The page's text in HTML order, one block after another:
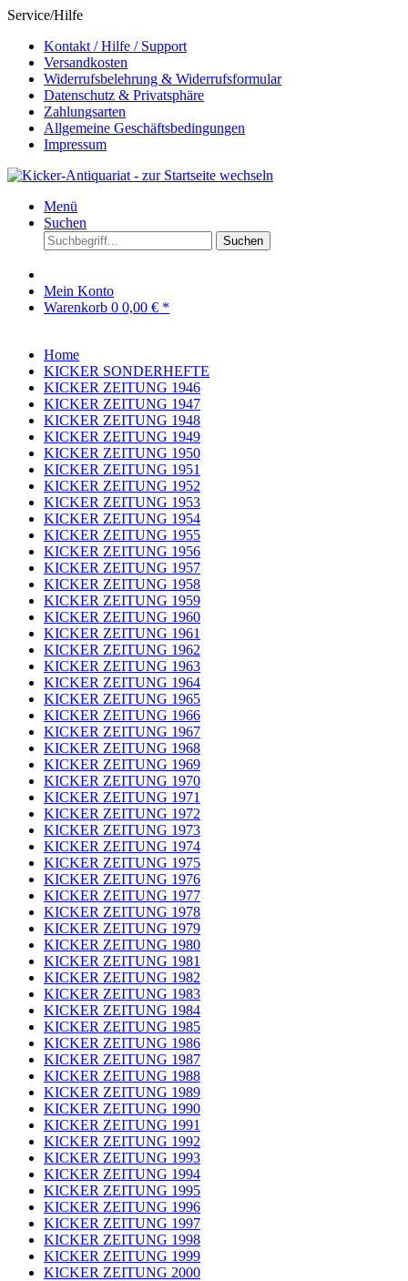
Service/Hilfe
Kontakt / Hilfe / Support
Versandkosten
Widerrufsbelehrung & Widerrufsformular
Datenschutz & Privatsphäre
Zahlungsarten
Allgemeine Geschäftsbedingungen
Impressum
Menü
Suchen
Suchen
Mein Konto
Warenkorb 0 0,00 € *
Home
KICKER SONDERHEFTE
KICKER ZEITUNG 1946
KICKER ZEITUNG 1947
KICKER ZEITUNG 1948
KICKER ZEITUNG 1949
KICKER ZEITUNG 1950
KICKER ZEITUNG 1951
KICKER ZEITUNG 1952
KICKER ZEITUNG 1953
KICKER ZEITUNG 1954
KICKER ZEITUNG 1955
KICKER ZEITUNG 1956
KICKER ZEITUNG 1957
KICKER ZEITUNG 1958
KICKER ZEITUNG 1959
KICKER ZEITUNG 1960
KICKER ZEITUNG 1961
KICKER ZEITUNG 1962
KICKER ZEITUNG 1963
KICKER ZEITUNG 1964
KICKER ZEITUNG 1965
KICKER ZEITUNG 1966
KICKER ZEITUNG 1967
KICKER ZEITUNG 1968
KICKER ZEITUNG 1969
KICKER ZEITUNG 1970
KICKER ZEITUNG 1971
KICKER ZEITUNG 1972
KICKER ZEITUNG 1973
KICKER ZEITUNG 1974
KICKER ZEITUNG 1975
KICKER ZEITUNG 1976
KICKER ZEITUNG 1977
KICKER ZEITUNG 1978
KICKER ZEITUNG 1979
KICKER ZEITUNG 1980
KICKER ZEITUNG 1981
KICKER ZEITUNG 1982
KICKER ZEITUNG 1983
KICKER ZEITUNG 1984
KICKER ZEITUNG 1985
KICKER ZEITUNG 1986
KICKER ZEITUNG 1987
KICKER ZEITUNG 1988
KICKER ZEITUNG 1989
KICKER ZEITUNG 1990
KICKER ZEITUNG 1991
KICKER ZEITUNG 1992
KICKER ZEITUNG 1993
KICKER ZEITUNG 1994
KICKER ZEITUNG 1995
KICKER ZEITUNG 1996
KICKER ZEITUNG 1997
KICKER ZEITUNG 1998
KICKER ZEITUNG 1999
KICKER ZEITUNG 2000